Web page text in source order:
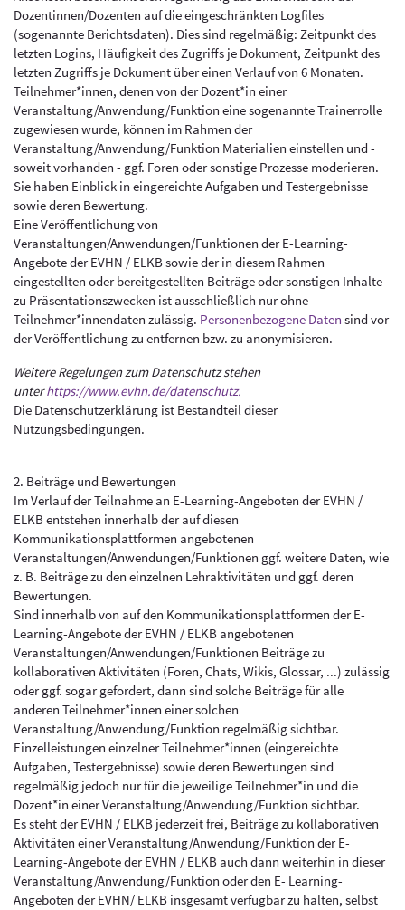
Dozentinnen/Dozenten auf die eingeschränkten Logfiles
(sogenannte Berichtsdaten). Dies sind regelmäßig: Zeitpunkt des
letzten Logins, Häufigkeit des Zugriffs je Dokument, Zeitpunkt des
letzten Zugriffs je Dokument über einen Verlauf von 6 Monaten.
Teilnehmer*innen, denen von der Dozent*in einer
Veranstaltung/Anwendung/Funktion eine sogenannte Trainerrolle
zugewiesen wurde, können im Rahmen der
Veranstaltung/Anwendung/Funktion Materialien einstellen und -
soweit vorhanden - ggf. Foren oder sonstige Prozesse moderieren.
Sie haben Einblick in eingereichte Aufgaben und Testergebnisse
sowie deren Bewertung.
Eine Veröffentlichung von
Veranstaltungen/Anwendungen/Funktionen der E-Learning-
Angebote der EVHN / ELKB sowie der in diesem Rahmen
eingestellten oder bereitgestellten Beiträge oder sonstigen Inhalte
zu Präsentationszwecken ist ausschließlich nur ohne
Teilnehmer*innendaten zulässig. Personenbezogene Daten sind vor
der Veröffentlichung zu entfernen bzw. zu anonymisieren.
Weitere Regelungen zum Datenschutz stehen
unterhttps://www.evhn.de/datenschutz.
Die Datenschutzerklärung ist Bestandteil dieser
Nutzungsbedingungen.
2. Beiträge und Bewertungen
Im Verlauf der Teilnahme an E-Learning-Angeboten der EVHN /
ELKB entstehen innerhalb der auf diesen
Kommunikationsplattformen angebotenen
Veranstaltungen/Anwendungen/Funktionen ggf. weitere Daten, wie
z. B. Beiträge zu den einzelnen Lehraktivitäten und ggf. deren
Bewertungen.
Sind innerhalb von auf den Kommunikationsplattformen der E-
Learning-Angebote der EVHN / ELKB angebotenen
Veranstaltungen/Anwendungen/Funktionen Beiträge zu
kollaborativen Aktivitäten (Foren, Chats, Wikis, Glossar, ...) zulässig
oder ggf. sogar gefordert, dann sind solche Beiträge für alle
anderen Teilnehmer*innen einer solchen
Veranstaltung/Anwendung/Funktion regelmäßig sichtbar.
Einzelleistungen einzelner Teilnehmer*innen (eingereichte
Aufgaben, Testergebnisse) sowie deren Bewertungen sind
regelmäßig jedoch nur für die jeweilige Teilnehmer*in und die
Dozent*in einer Veranstaltung/Anwendung/Funktion sichtbar.
Es steht der EVHN / ELKB jederzeit frei, Beiträge zu kollaborativen
Aktivitäten einer Veranstaltung/Anwendung/Funktion der E-
Learning-Angebote der EVHN / ELKB auch dann weiterhin in dieser
Veranstaltung/Anwendung/Funktion oder den E- Learning-
Angeboten der EVHN/ ELKB insgesamt verfügbar zu halten, selbst